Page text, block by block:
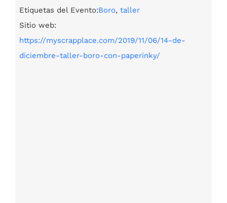
Etiquetas del Evento:Boro, taller
Sitio web:
https://myscrapplace.com/2019/11/06/14-de-
diciembre-taller-boro-con-paperinky/